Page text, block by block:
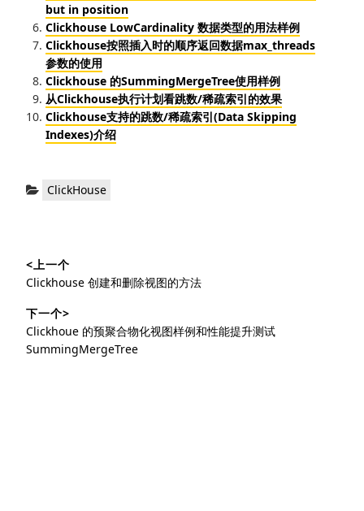
but in position
Clickhouse LowCardinality 数据类型的用法样例
Clickhouse按照插入时的顺序返回数据max_threads
参数的使用
Clickhouse 的SummingMergeTree使用样例
从Clickhouse执行计划看跳数/稀疏索引的效果
Clickhouse支持的跳数/稀疏索引(Data Skipping
Indexes)介绍
分
ClickHouse
章
航
<上一个
上
文
章：
Clickhouse 创建和删除视图的方法
下一个>
下
篇
Clickhoue 的预聚合物化视图样例和性能提升测试
SummingMergeTree